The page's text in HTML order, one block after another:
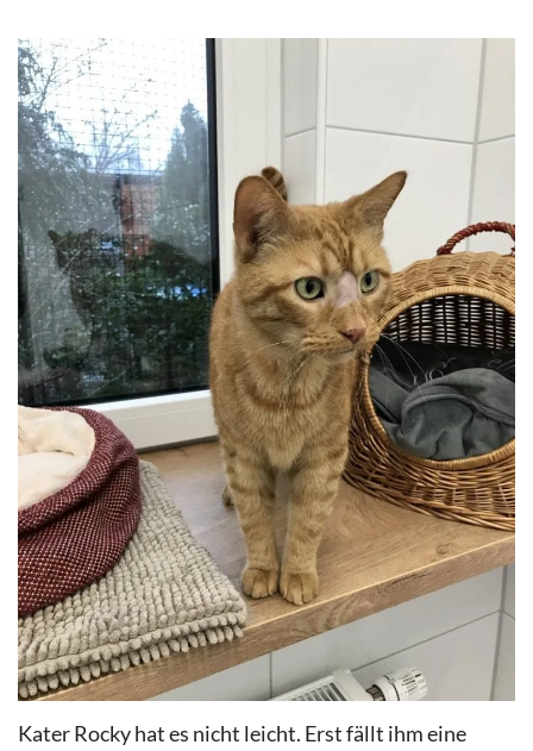
Kater Rocky hat es nicht leicht. Erst fällt ihm eine